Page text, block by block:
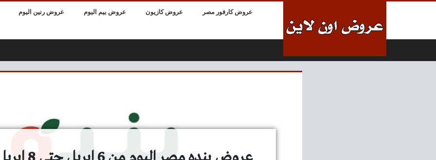
عروض كارفور مصر عروض كازيون عروض بيم اليوم عروض رنين اليوم